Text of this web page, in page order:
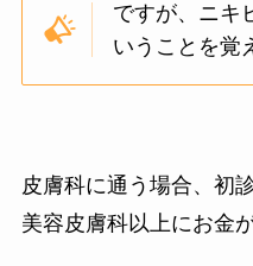
ですが、ニキ
いうことを覚
皮膚科に通う場合、初
美容皮膚科以上にお金